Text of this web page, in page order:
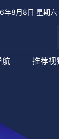
年8月8日 星期六
航 推荐视